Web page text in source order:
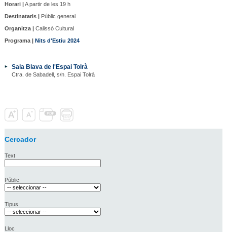
Horari |A partir de les 19 h
Destinataris |Públic general
Organitza |Calissó Cultural
Programa | Nits d'Estiu 2024
Sala Blava de l'Espai Tolrà
Ctra. de Sabadell, s/n. Espai Tolrà
Cercador
Text
Públic
Tipus
Lloc